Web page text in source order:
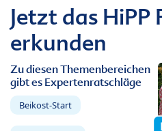
Jetzt das HiPP
erkunden
Zu diesen Themenbereichen
gibt es Expertenratschläge
Beikost-Start